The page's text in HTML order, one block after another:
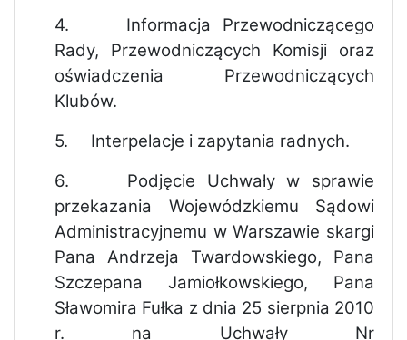
4. Informacja Przewodniczącego
Rady, Przewodniczących Komisji oraz
oświadczenia Przewodniczących
Klubów.
5. Interpelacje i zapytania radnych.
6. Podjęcie Uchwały w sprawie
przekazania Wojewódzkiemu Sądowi
Administracyjnemu w Warszawie skargi
Pana Andrzeja Twardowskiego, Pana
Szczepana Jamiołkowskiego, Pana
Sławomira Fułka z dnia 25 sierpnia 2010
r. na Uchwały Nr